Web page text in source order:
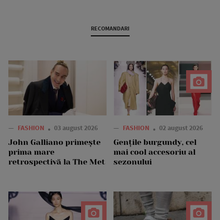
RECOMANDARI
— FASHION 03 august 2026
John Galliano primește
prima mare
retrospectivă la The Met
— FASHION 02 august 2026
Gențile burgundy, cel
mai cool accesoriu al
sezonului